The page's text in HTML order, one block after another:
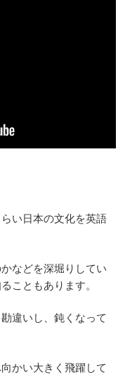
い日本の文化を英語
などを深堀りしてい
こともあります。
違いし、鈍くなって
かい大きく飛躍して